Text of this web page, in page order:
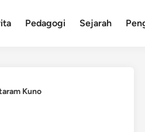
Pedagogi Sejarah
Kuno